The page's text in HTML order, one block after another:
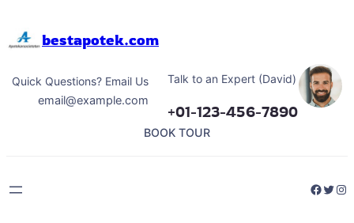
bestapotek.com
Quick Questions? Email Us
email@example.com
Talk to an Expert (David)
+01-123-456-7890
BOOK TOUR